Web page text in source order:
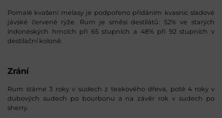
Pomalé kvašení melasy je podpořeno přidáním kvasnic sladové
jávské červené rýže. Rum je směsí destilátů: 52% ve starých
indonéských hrncích při 65 stupních a 48% při 92 stupních v
destilační koloně.
Zrání
Rum stárne 3 roky v sudech z teakového dřeva, poté 4 roky v
dubových sudech po bourbonu a na závěr rok v sudech po
sherry.